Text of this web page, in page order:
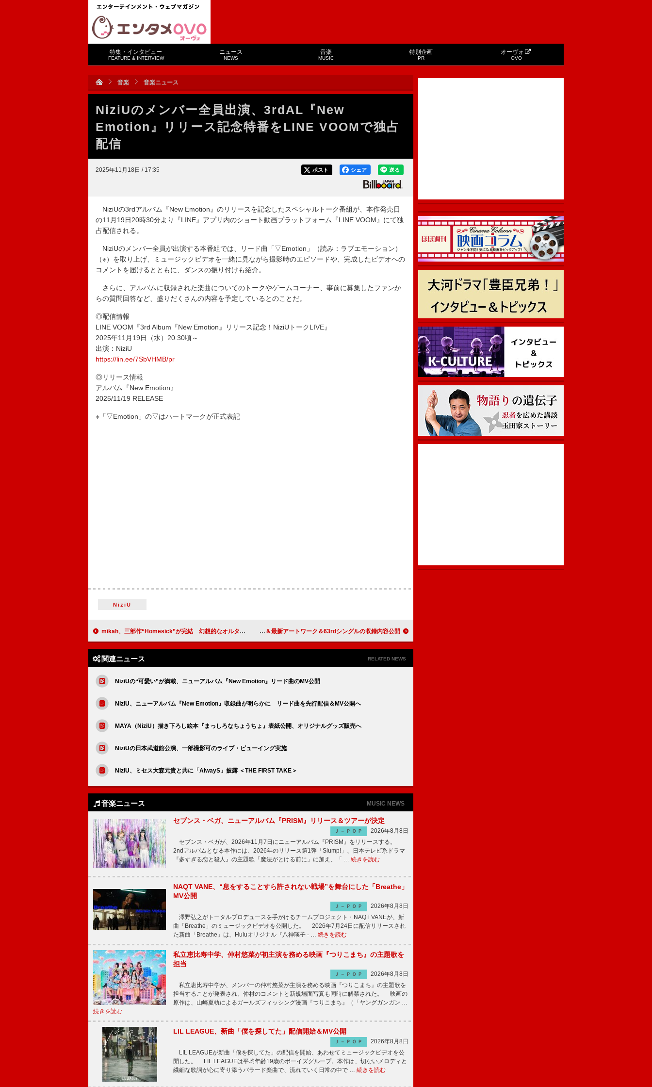
特集・インタビュー
FEATURE & INTERVIEW
ニュース
NEWS
音楽
MUSIC
特別企画
PR
オーヴォ
OVO
音楽 音楽ニュース
NiziUのメンバー全員出演、3rdAL『New
Emotion』リリース記念特番をLINE VOOMで独占
配信
2025年11月18日 / 17:35 送る
シェア
ポスト
NiziUの3rdアルバム『New Emotion』のリリースを記念したスペシャルトーク番組が、本作発売日
の11月19日20時30分より『LINE』アプリ内のショート動画プラットフォーム『LINE VOOM』にて独
占配信される。
NiziUのメンバー全員が出演する本番組では、リード曲「▽Emotion」（読み：ラブエモーション）
（※）を取り上げ、ミュージックビデオを一緒に見ながら撮影時のエピソードや、完成したビデオへの
コメントを届けるとともに、ダンスの振り付けも紹介。
さらに、アルバムに収録された楽曲についてのトークやゲームコーナー、事前に募集したファンか
らの質問回答など、盛りだくさんの内容を予定しているとのことだ。
◎配信情報
LINE VOOM『3rd Album『New Emotion』リリース記念！NiziUトークLIVE』
2025年11月19日（水）20:30頃～
出演：NiziU
https://lin.ee/7SbVHMB/pr
◎リリース情報
アルバム『New Emotion』
2025/11/19 RELEASE
※「▽Emotion」の▽はハートマークが正式表記
NiziU
mikah、三部作“Homesick”が完結 幻想的なオルタナティブ・ポップに進化した主題曲「Dream」のMVも解禁 GLAY、最新アー写＆最新アートワーク＆63rdシングルの収録内容公開
関連ニュース RELATED NEWS
NiziUの“可愛い”が満載、ニューアルバム『New Emotion』リード曲のMV公開
NiziU、ニューアルバム『New Emotion』収録曲が明らかに リード曲を先行配信＆MV公開へ
MAYA（NiziU）描き下ろし絵本『まっしろなちょうちょ』表紙公開、オリジナルグッズ販売へ
NiziUの日本武道館公演、一部撮影可のライブ・ビューイング実施
NiziU、ミセス大森元貴と共に「AlwayS」披露 ＜THE FIRST TAKE＞
音楽ニュース MUSIC NEWS
セブンス・ベガ、ニューアルバム『PRISM』リリース＆ツアーが決定
Ｊ－ＰＯＰ
2026年8月8日
セブンス・ベガが、2026年11月7日にニューアルバム『PRISM』をリリースする。
2ndアルバムとなる本作には、2026年のリリース第1弾「Slump!」、日本テレビ系ドラマ
『多すぎる恋と殺人』の主題歌「魔法がとける前に」に加え、「 … 続きを読む
NAQT VANE、“息をすることすら許されない戦場”を舞台にした「Breathe」
MV公開
Ｊ－ＰＯＰ
2026年8月8日
澤野弘之がトータルプロデュースを手がけるチームプロジェクト・NAQT VANEが、新
曲「Breathe」のミュージックビデオを公開した。 2026年7月24日に配信リリースされ
た新曲「Breathe」は、Huluオリジナル『八神瑛子 - … 続きを読む
私立恵比寿中学、仲村悠菜が初主演を務める映画『つりこまち』の主題歌を
担当
Ｊ－ＰＯＰ
2026年8月8日
私立恵比寿中学が、メンバーの仲村悠菜が主演を務める映画『つりこまち』の主題歌を
担当することが発表され、仲村のコメントと新規場面写真も同時に解禁された。 映画の
原作は、山崎夏軌によるガールズフィッシング漫画『つりこまち』（「ヤングガンガン …
続きを読む
LIL LEAGUE、新曲「僕を探してた」配信開始＆MV公開
Ｊ－ＰＯＰ
2026年8月8日
LIL LEAGUEが新曲「僕を探してた」の配信を開始、あわせてミュージックビデオを公
開した。 LIL LEAGUEは平均年齢19歳のボーイズグループ。本作は、切ないメロディと
繊細な歌詞が心に寄り添うバラード楽曲で、流れていく日常の中で … 続きを読む